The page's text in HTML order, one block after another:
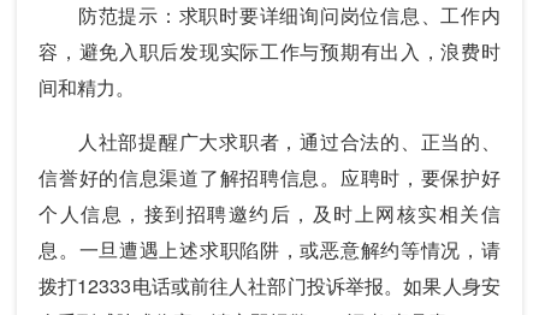
防范提示：求职时要详细询问岗位信息、工作内
容，避免入职后发现实际工作与预期有出入，浪费时
间和精力。
人社部提醒广大求职者，通过合法的、正当的、
信誉好的信息渠道了解招聘信息。应聘时，要保护好
个人信息，接到招聘邀约后，及时上网核实相关信
息。一旦遭遇上述求职陷阱，或恶意解约等情况，请
拨打12333电话或前往人社部门投诉举报。如果人身安